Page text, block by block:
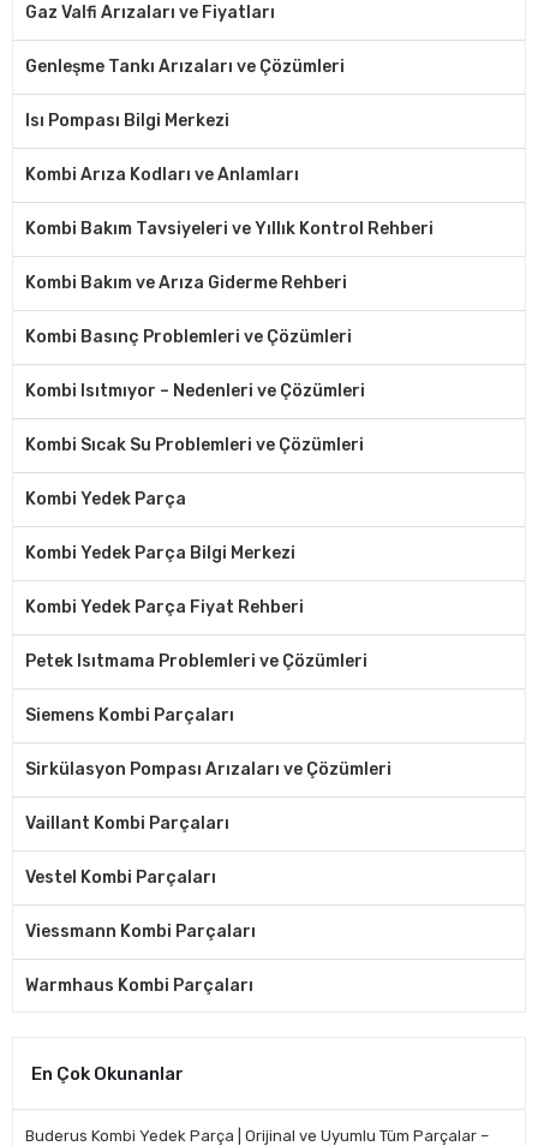
Gaz Valfi Arızaları ve Fiyatları
Genleşme Tankı Arızaları ve Çözümleri
Isı Pompası Bilgi Merkezi
Kombi Arıza Kodları ve Anlamları
Kombi Bakım Tavsiyeleri ve Yıllık Kontrol Rehberi
Kombi Bakım ve Arıza Giderme Rehberi
Kombi Basınç Problemleri ve Çözümleri
Kombi Isıtmıyor – Nedenleri ve Çözümleri
Kombi Sıcak Su Problemleri ve Çözümleri
Kombi Yedek Parça
Kombi Yedek Parça Bilgi Merkezi
Kombi Yedek Parça Fiyat Rehberi
Petek Isıtmama Problemleri ve Çözümleri
Siemens Kombi Parçaları
Sirkülasyon Pompası Arızaları ve Çözümleri
Vaillant Kombi Parçaları
Vestel Kombi Parçaları
Viessmann Kombi Parçaları
Warmhaus Kombi Parçaları
En Çok Okunanlar
Buderus Kombi Yedek Parça | Orijinal ve Uyumlu Tüm Parçalar –